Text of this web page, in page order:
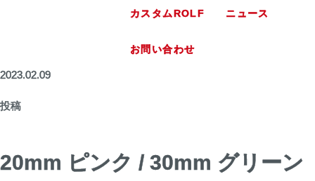
カスタムROLF ニュース
お問い合わせ
2023.02.09
投稿
20mm ピンク / 30mm グリーン